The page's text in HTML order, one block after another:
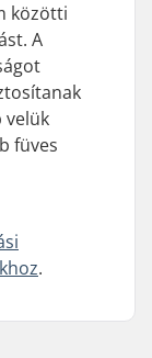
közötti
A
velük
füves
.